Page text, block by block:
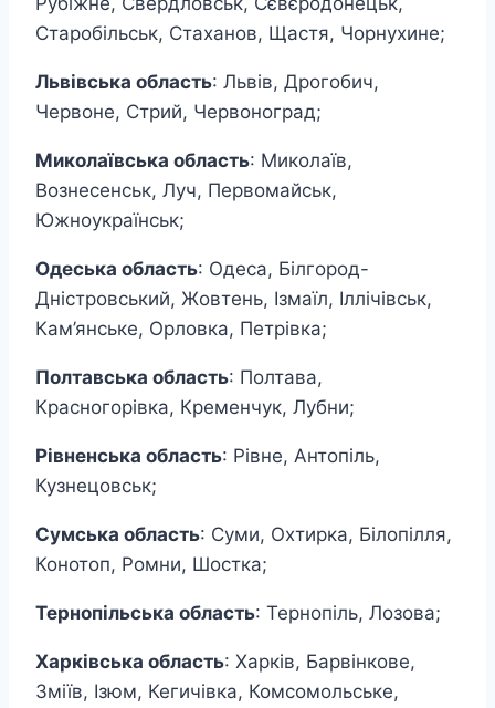
Старобільськ, Стаханов, Щастя, Чорнухине;
Львівська область: Львів, Дрогобич,
Червоне, Стрий, Червоноград;
Миколаївська область: Миколаїв,
Вознесенськ, Луч, Первомайськ,
Южноукраїнськ;
Одеська область: Одеса, Білгород-
Дністровський, Жовтень, Ізмаїл, Іллічівськ,
Кам’янське, Орловка, Петрівка;
Полтавська область: Полтава,
Красногорівка, Кременчук, Лубни;
Рівненська область: Рівне, Антопіль,
Кузнецовськ;
Сумська область: Суми, Охтирка, Білопілля,
Конотоп, Ромни, Шостка;
Тернопільська область: Тернопіль, Лозова;
Харківська область: Харків, Барвінкове,
Зміїв, Ізюм, Кегичівка, Комсомольське,